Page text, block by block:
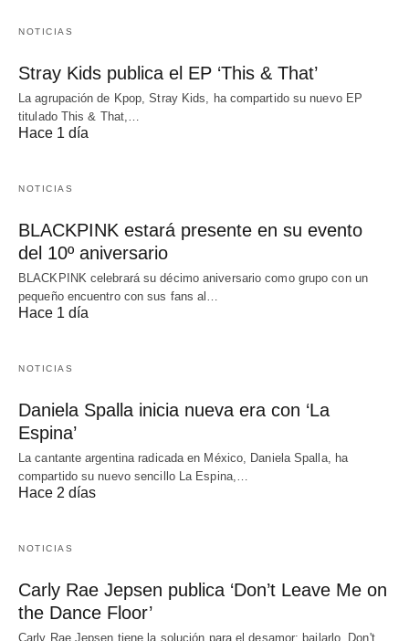
NOTICIAS
Stray Kids publica el EP ‘This & That’
La agrupación de Kpop, Stray Kids, ha compartido su nuevo EP
titulado This & That,…
Hace 1 día
NOTICIAS
BLACKPINK estará presente en su evento
del 10º aniversario
BLACKPINK celebrará su décimo aniversario como grupo con un
pequeño encuentro con sus fans al…
Hace 1 día
NOTICIAS
Daniela Spalla inicia nueva era con ‘La
Espina’
La cantante argentina radicada en México, Daniela Spalla, ha
compartido su nuevo sencillo La Espina,…
Hace 2 días
NOTICIAS
Carly Rae Jepsen publica ‘Don’t Leave Me on
the Dance Floor’
Carly Rae Jepsen tiene la solución para el desamor: bailarlo. Don't